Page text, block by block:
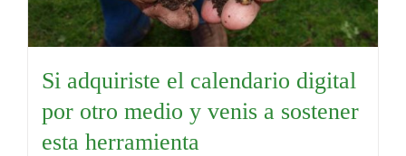
Si adquiriste el calendario digital
por otro medio y venis a sostener
esta herramienta